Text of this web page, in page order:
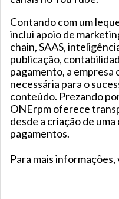
Contando com um
inclui apoio de
chain, SAAS,
publicação,
pagamento, a
necessária para o
conteúdo. Prezando
ONErpm oferece
desde a criação de
pagamentos.
Para mais informações,